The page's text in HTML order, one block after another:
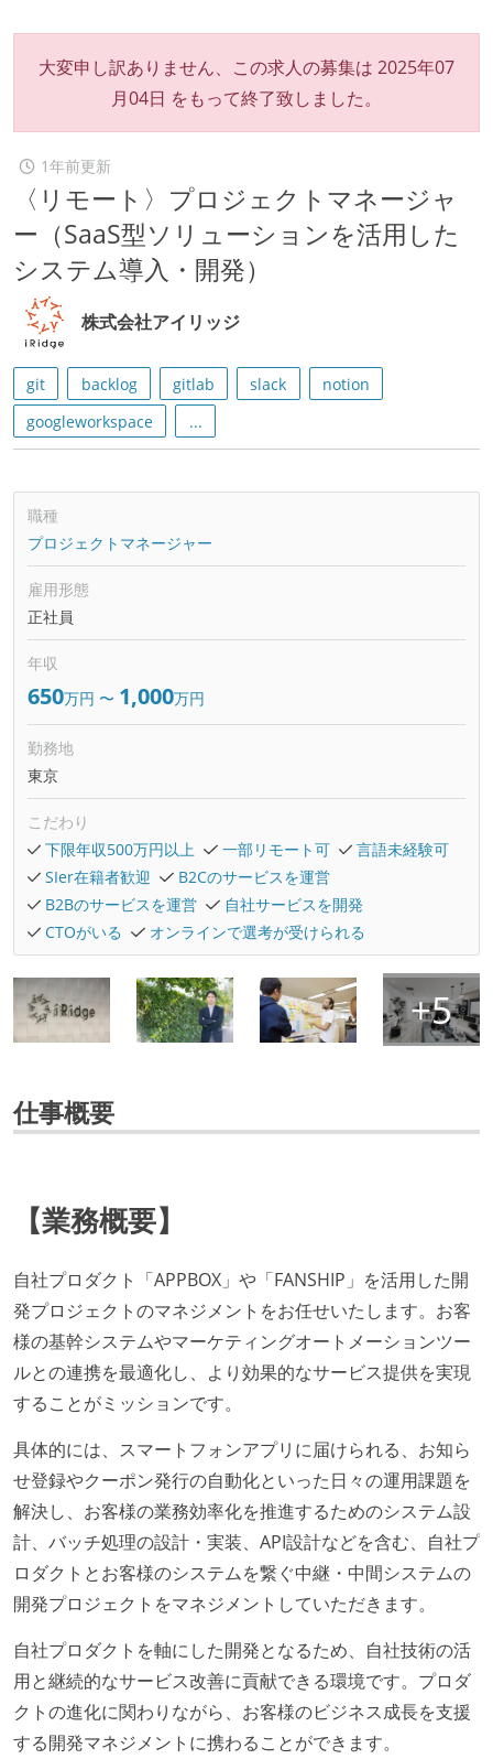
大変申し訳ありません、この求人の募集は 2025年07
月04日 をもって終了致しました。
1年前更新
〈リモート〉プロジェクトマネージャ
ー（SaaS型ソリューションを活用した
システム導入・開発）
株式会社アイリッジ
git backlog gitlab slack
notion
googleworkspace
...
職種
プロジェクトマネージャー
雇用形態
正社員
年収
650万円 〜 1,000万円
勤務地
東京
こだわり
下限年収500万円以上
一部リモート可
言語未経験可
SIer在籍者歓迎
B2Cのサービスを運営
B2Bのサービスを運営
自社サービスを開発
CTOがいる
オンラインで選考が受けられる
仕事概要
【業務概要】
自社プロダクト「APPBOX」や「FANSHIP」を活用した開
発プロジェクトのマネジメントをお任せいたします。お客
様の基幹システムやマーケティングオートメーションツー
ルとの連携を最適化し、より効果的なサービス提供を実現
することがミッションです。
具体的には、スマートフォンアプリに届けられる、お知ら
せ登録やクーポン発行の自動化といった日々の運用課題を
解決し、お客様の業務効率化を推進するためのシステム設
計、バッチ処理の設計・実装、API設計などを含む、自社プ
ロダクトとお客様のシステムを繋ぐ中継・中間システムの
開発プロジェクトをマネジメントしていただきます。
自社プロダクトを軸にした開発となるため、自社技術の活
用と継続的なサービス改善に貢献できる環境です。プロダ
クトの進化に関わりながら、お客様のビジネス成長を支援
する開発マネジメントに携わることができます。